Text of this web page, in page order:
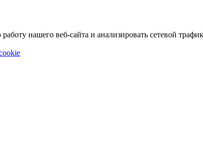
нашего веб-сайта и анализировать сетевой